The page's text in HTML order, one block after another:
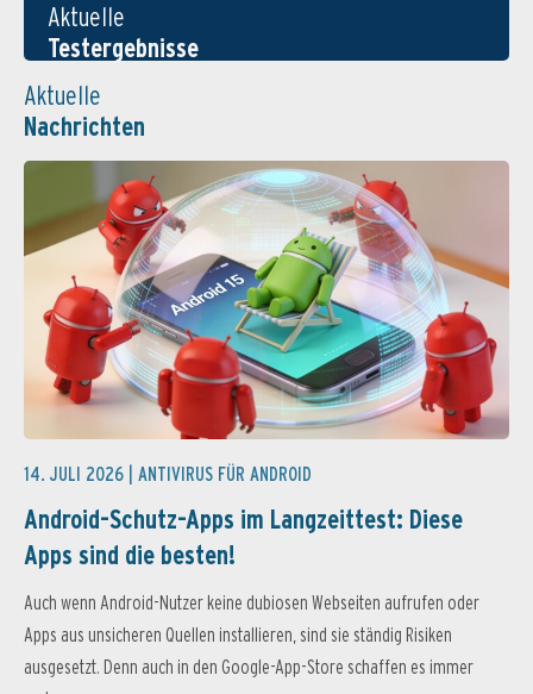
Aktuelle
Testergebnisse
Aktuelle
Nachrichten
14. JULI 2026 | ANTIVIRUS FÜR ANDROID
Android-Schutz-Apps im Langzeittest: Diese
Apps sind die besten!
Auch wenn Android-Nutzer keine dubiosen Webseiten aufrufen oder
Apps aus unsicheren Quellen installieren, sind sie ständig Risiken
ausgesetzt. Denn auch in den Google-App-Store schaffen es immer